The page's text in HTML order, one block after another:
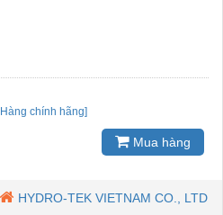
Hàng chính hãng]
Mua hàng
HYDRO-TEK VIETNAM CO., LTD